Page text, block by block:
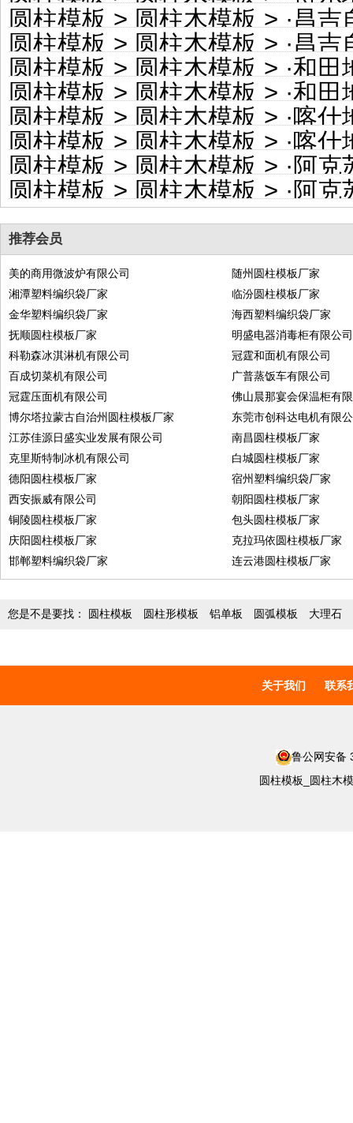
圆柱模板>圆柱木模板> ·昌吉自
圆柱模板>圆柱木模板> ·昌吉自
圆柱模板>圆柱木模板> ·和田地
圆柱模板>圆柱木模板> ·和田
圆柱模板>圆柱木模板> ·喀什地
圆柱模板>圆柱木模板> ·喀什
圆柱模板>圆柱木模板> ·阿克苏
圆柱模板>圆柱木模板> ·阿克苏
推荐会员
美的商用微波炉有限公司
随州圆柱模板厂家
湘潭塑料编织袋厂家
临汾圆柱模板厂家
金华塑料编织袋厂家
海西塑料编织袋厂家
抚顺圆柱模板厂家
明盛电器消毒柜有限公司
科勒森冰淇淋机有限公司
冠霆和面机有限公司
百成切菜机有限公司
广普蒸饭车有限公司
冠霆压面机有限公司
佛山晨那宴会保温柜有
博尔塔拉蒙古自治州圆柱模板厂家
东莞市创科达电机有限
江苏佳源日盛实业发展有限公司
南昌圆柱模板厂家
克里斯特制冰机有限公司
白城圆柱模板厂家
德阳圆柱模板厂家
宿州塑料编织袋厂家
西安振威有限公司
朝阳圆柱模板厂家
铜陵圆柱模板厂家
包头圆柱模板厂家
庆阳圆柱模板厂家
克拉玛依圆柱模板厂家
邯郸塑料编织袋厂家
连云港圆柱模板厂家
您是不是要找： 圆柱模板 圆柱形模板 铝单板 圆弧模板 大理石
关于我们 联系
鲁公网安备
圆柱模板_圆柱木